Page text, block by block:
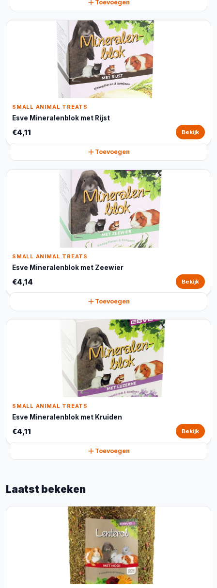
Toevoegen
SMALL ANIMAL TREATS
Esve Mineralenblok met Rijst
€4,11 Bekijk
Toevoegen
SMALL ANIMAL TREATS
Esve Mineralenblok met Zeewier
€4,14 Bekijk
Toevoegen
SMALL ANIMAL TREATS
Esve Mineralenblok met Kruiden
€4,11 Bekijk
Toevoegen
Laatst bekeken